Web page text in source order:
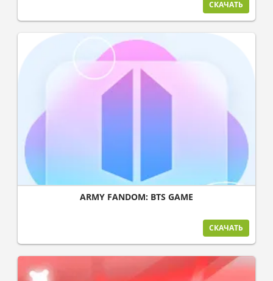
СКАЧАТЬ
ARMY FANDOM: BTS GAME
СКАЧАТЬ